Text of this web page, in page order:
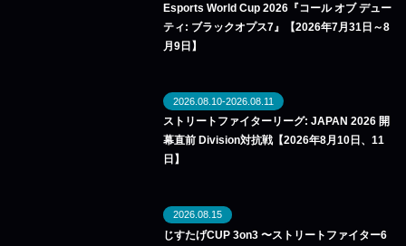
Esports World Cup 2026『コール オブ デュー
ティ: ブラックオプス7』【2026年7月31日～8
月9日】
2026.08.10-2026.08.11
ストリートファイターリーグ: JAPAN 2026 開
幕直前 Division対抗戦【2026年8月10日、11
日】
2026.08.15
じすたげCUP 3on3 〜ストリートファイター6